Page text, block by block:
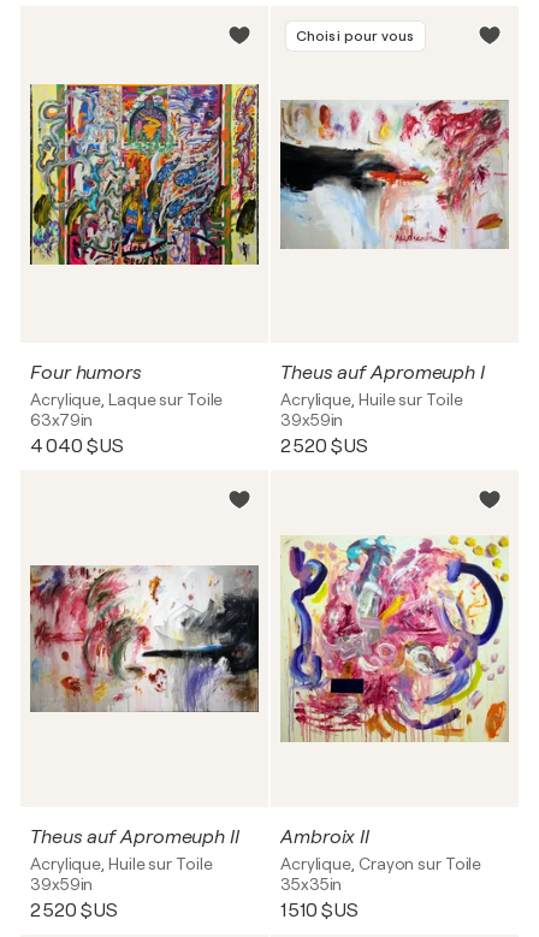
Four humors
Acrylique, Laque sur Toile
63x79in
4 040 $US
Choisi pour vous
Theus auf Apromeuph I
Acrylique, Huile sur Toile
39x59in
2 520 $US
Theus auf Apromeuph II
Acrylique, Huile sur Toile
39x59in
2 520 $US
Ambroix II
Acrylique, Crayon sur Toile
35x35in
1 510 $US